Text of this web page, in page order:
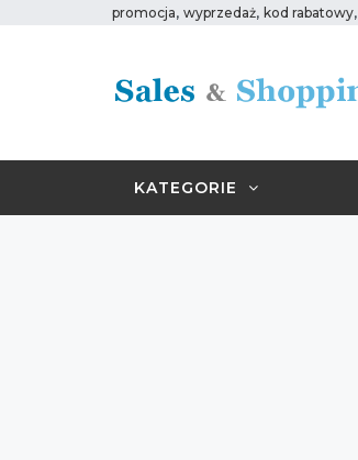
promocja, wyprzedaż, kod rabatowy,
KATEGORIE